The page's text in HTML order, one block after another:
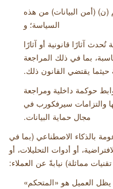
(أمن البيانات) من هذه
السياسة؛ و
آثارًا قانونية أو آثارًا
بما في ذلك المراجعة
حيثما يقتضي القانون ذلك.
حوكمة داخلية ومراجعة
والتزامات سيرفكورب في
مجال حماية البيانات.
بالذكاء الاصطناعي (بما في
أو أدوات التحليلات، أو
مماثلة) نيابةً عن العملاء:
يظل العميل هو «المتحكم»